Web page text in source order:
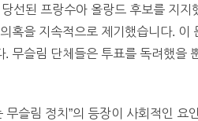
선된 프랑수아 올랑드 후보를 지
혹을 지속적으로 제기했습니다. 이
무슬림 단체들은 투표를 독려했을
슬림 정치”의 등장이 사회적인 요